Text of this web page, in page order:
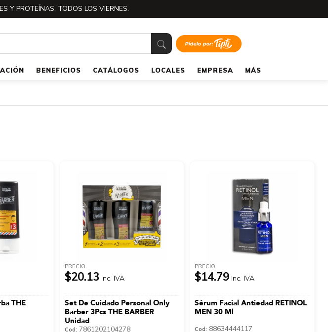
Y PROTEÍNAS, TODOS LOS VIERNES.
BENEFICIOS CATÁLOGOS LOCALES EMPRESA MÁS
THE
PRECIO
$20.13 Inc. IVA
Set De Cuidado Personal Only
Barber 3Pcs THE BARBER
Unidad
Cod: 7861202104278
PRECIO
$14.79 Inc. IVA
Sérum Facial Antiedad RETINOL
MEN 30 Ml
Cod: 88634444117